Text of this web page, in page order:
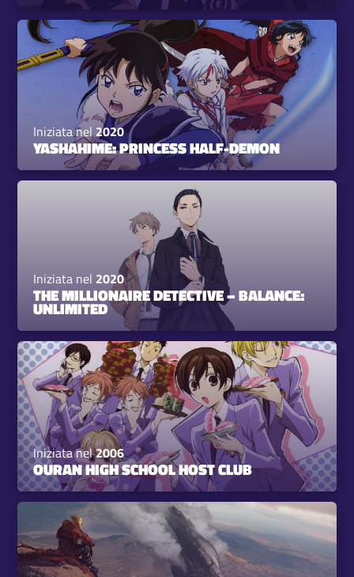
Iniziata nel2020
YASHAHIME: PRINCESS HALF-DEMON
Iniziata nel 2020
THE MILLIONAIRE DETECTIVE – BALANCE:
UNLIMITED
Iniziata nel2006
OURAN HIGH SCHOOL HOST CLUB